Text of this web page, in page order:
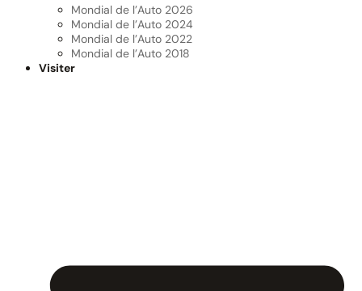
Mondial de l’Auto 2026
Mondial de l’Auto 2024
Mondial de l’Auto 2022
Mondial de l’Auto 2018
Visiter